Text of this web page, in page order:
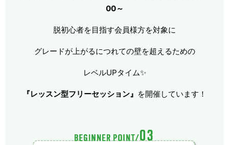
00～
脱初心者を目指す会員様方を対象に
グレードが上がるにつれての壁を超えるための
レベルUPタイム✨
『レッスン型フリーセッション』 を開催しています！